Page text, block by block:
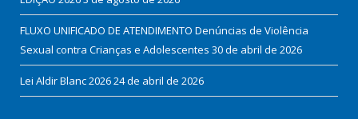
FLUXO UNIFICADO DE ATENDIMENTO Denúncias de Violência
Sexual contra Crianças e Adolescentes 30 de abril de 2026
Lei Aldir Blanc 202624 de abril de 2026